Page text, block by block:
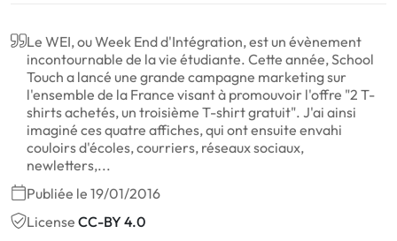
Le WEI, ou Week End d'Intégration, est un évènement
incontournable de la vie étudiante. Cette année, School
Touch a lancé une grande campagne marketing sur
l'ensemble de la France visant à promouvoir l'offre "2 T-
shirts achetés, un troisième T-shirt gratuit". J'ai ainsi
imaginé ces quatre affiches, qui ont ensuite envahi
couloirs d'écoles, courriers, réseaux sociaux,
newletters,...
Publiée le 19/01/2016
License CC-BY 4.0